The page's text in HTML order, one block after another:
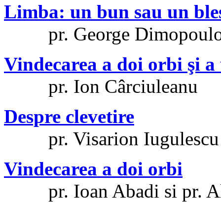
Limba: un bun sau un
pr. George
Vindecarea a doi orbi şi
pr. Ion Cârciuleanu
Despre clevetire
pr. Visarion Iugulescu
Vindecarea a doi orbi
pr. Ioan Abadi si pr.